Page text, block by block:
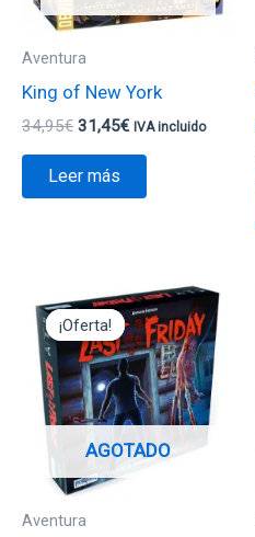
Aventura
King of New York
34,95€ 31,45€ IVA incluido
Leer más
¡Oferta!
AGOTADO
¡Oferta!
Aventura
precio
original
era:
39,95€.
El
precio
actual
es:
19,97€.